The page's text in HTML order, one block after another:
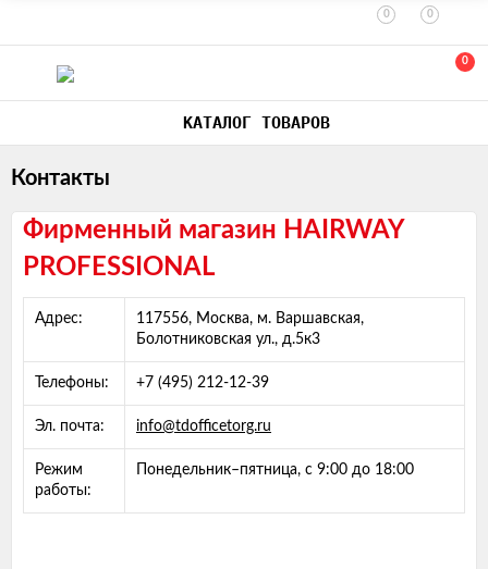
0 0
0
КАТАЛОГ ТОВАРОВ
Контакты
Фирменный магазин HAIRWAY
PROFESSIONAL
Адрес:
117556, Москва, м. Варшавская,
Болотниковская ул., д.5к3
Телефоны: +7 (495) 212-12-39
Эл. почта: info@tdofficetorg.ru
Режим
работы:
Понедельник–пятница, с 9:00 до 18:00